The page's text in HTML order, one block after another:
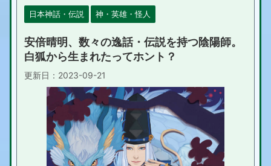
日本神話・伝説 神・英雄・怪人
安倍晴明、数々の逸話・伝説を持つ陰陽師。
白狐から生まれたってホント？
更新日： 2023-09-21